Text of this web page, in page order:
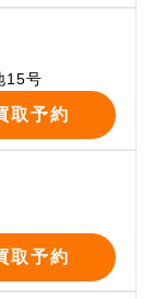
15号
取予約
取予約